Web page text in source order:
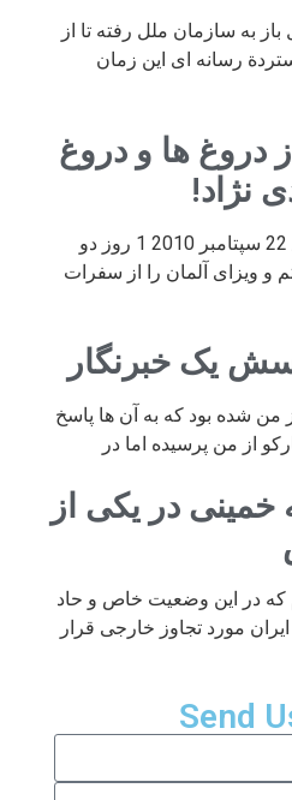
باز به سازمان ملل رفته تا از
رسانه ای این زمان
دروغ ها و دروغ
نژاد!
چهارشنبه 31 شهریور 89 / 22 سپتامبر 2010 1 روز دو
رفتم و ویزای آلمان را از سفرات
یک خبرنگار
شده بود که به آن ها پاسخ
از من پرسیده اما در
خمینی در یکی از
که در این وضعیت خاص و حاد
مورد تجاوز خارجی قرار
Send